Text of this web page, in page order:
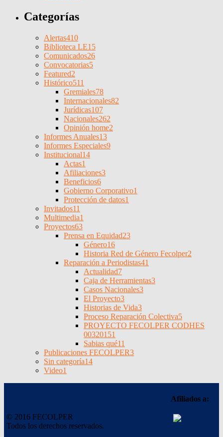
Categorías
Alertas410
Biblioteca LE15
Comunicados26
Convocatorias5
Featured2
Histórico511
Gremiales78
Internacionales82
Jurídicas107
Nacionales262
Opinión home2
Informes Anuales13
Informes Especiales9
Institucional14
Actas1
Afiliaciones3
Beneficios6
Gobierno Corporativo1
Protección de datos1
Invitados11
Multimedia1
Proyectos63
Prensa en Equidad23
Género16
Historia Red de Género Fecolper2
Reparación a Periodistas41
Actualidad7
Caja de Herramientas3
Casos Nacionales3
El Proyecto3
Historias de Vida3
Proceso Reparación Colectiva5
PROYECTO FECOLPER CODHES
00320151
Sabias qué11
Publicaciones FECOLPER3
Sin categoría14
Video1
© 2016 FECOLPER
Todos los derechos reservados.
Afiliados a: